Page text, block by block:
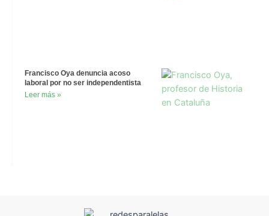
Francisco Oya denuncia acoso
laboral por no ser independentista
Leer más »